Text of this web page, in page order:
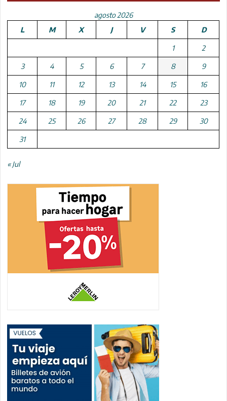
agosto 2026
L
M X J V S D
1 2
3 4 5 6 7 8 9
10 11 12 13 14 15 16
17 18 19 20 21 22 23
24 25 26 27 28 29 30
31
« Jul